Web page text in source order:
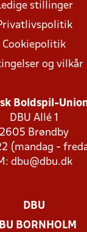
stillinger
Cookiepolitik
og vilkår
Boldspil-
DBU Allé 1
2605 Brøndby
(mandag -
dbu@dbu.dk
DBU
BORNHOLM